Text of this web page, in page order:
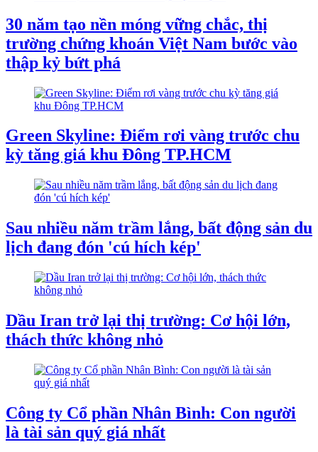
30 năm tạo nền móng vững chắc, thị
trường chứng khoán Việt Nam bước vào
thập kỷ bứt phá
Green Skyline: Điểm rơi vàng trước chu
kỳ tăng giá khu Đông TP.HCM
Sau nhiều năm trầm lắng, bất động sản du
lịch đang đón 'cú hích kép'
Dầu Iran trở lại thị trường: Cơ hội lớn,
thách thức không nhỏ
Công ty Cổ phần Nhân Bình: Con người
là tài sản quý giá nhất